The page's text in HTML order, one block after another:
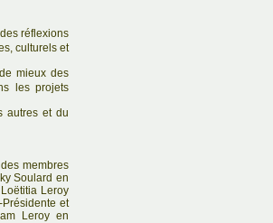
réflexions
culturels et
mieux des
les projets
autres et du
membres
Soulard en
Leroy
et
Leroy en